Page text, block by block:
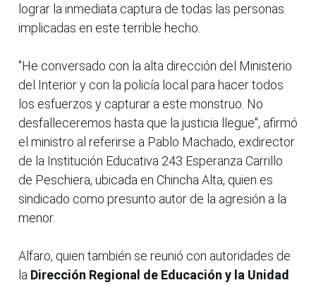
lograr la inmediata captura de todas las personas
implicadas en este terrible hecho.
"He conversado con la alta dirección del Ministerio
del Interior y con la policía local para hacer todos
los esfuerzos y capturar a este monstruo. No
desfalleceremos hasta que la justicia llegue", afirmó
el ministro al referirse a Pablo Machado, exdirector
de la Institución Educativa 243 Esperanza Carrillo
de Peschiera, ubicada en Chincha Alta, quien es
sindicado como presunto autor de la agresión a la
menor.
Alfaro, quien también se reunió con autoridades de
la Dirección Regional de Educación y la Unidad